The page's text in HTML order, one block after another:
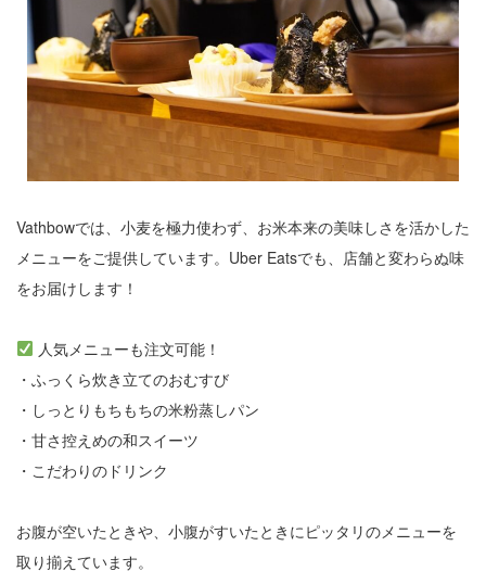
Vathbowでは、小麦を極力使わず、お米本来の美味しさを活かした
メニューをご提供しています。Uber Eatsでも、店舗と変わらぬ味
をお届けします！
人気メニューも注文可能！
・ふっくら炊き立てのおむすび
・しっとりもちもちの米粉蒸しパン
・甘さ控えめの和スイーツ
・こだわりのドリンク
お腹が空いたときや、小腹がすいたときにピッタリのメニューを
取り揃えています。